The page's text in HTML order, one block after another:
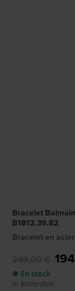
Bracelet
B1812.39.82
Bracelet en
248,00 €
● En stock
in Rotterdam